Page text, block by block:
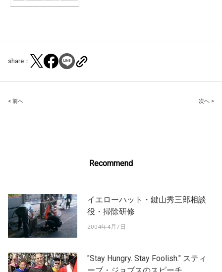
share：
Post
< 前へ 次へ >
Recommend
イエローハット・鍵山秀三郎相談
役・掃除研修
2004年4月7日
"Stay Hungry. Stay Foolish." スティ